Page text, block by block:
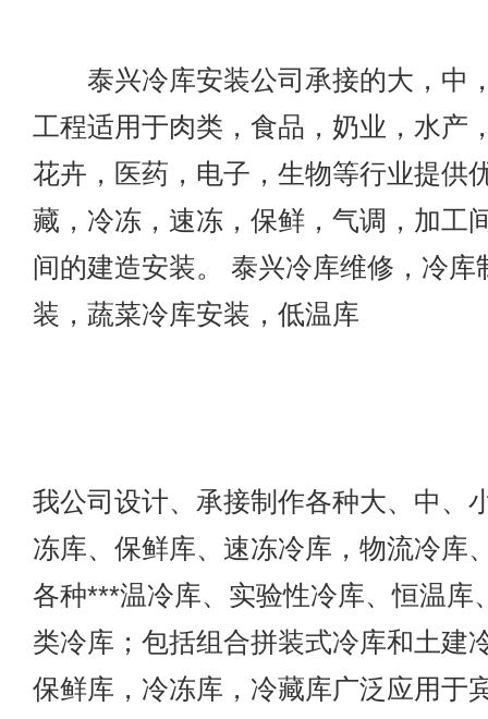
泰兴冷库安装公司承接的大，中
工程适用于肉类，食品，奶业，水产
花卉，医药，电子，生物等行业提供
藏，冷冻，速冻，保鲜，气调，加工
间的建造安装。 泰兴冷库维修，冷库
装，蔬菜冷库安装，低温库
我公司设计、承接制作各种大、中、
冻库、保鲜库、速冻冷库，物流冷库
各种***温冷库、实验性冷库、恒温库
类冷库；包括组合拼装式冷库和土建
保鲜库，冷冻库，冷藏库广泛应用于